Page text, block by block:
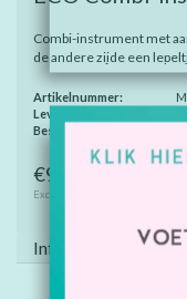
Combi-instrument met
de andere zijde een
Artikelnummer:
Levertijd:
Beschikbaarheid:
€9,95
Excl. btw
Informatie